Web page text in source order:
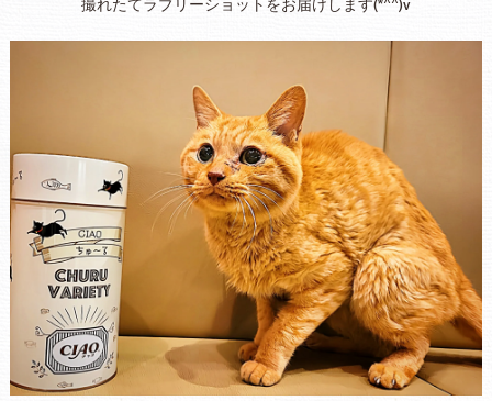
撮れたてラブリーショットをお届けします(*^^)v